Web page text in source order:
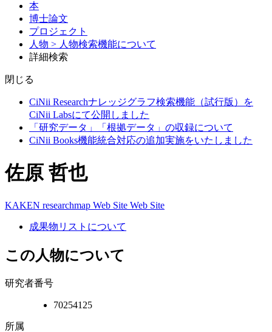
本
博士論文
プロジェクト
人物 > 人物検索機能について
詳細検索
閉じる
CiNii Researchナレッジグラフ検索機能（試行版）を
CiNii Labsにて公開しました
「研究データ」「根拠データ」の収録について
CiNii Books機能統合対応の追加実施をいたしました
佐原 哲也
KAKEN researchmap Web Site Web Site
成果物リストについて
この人物について
研究者番号
70254125
所属